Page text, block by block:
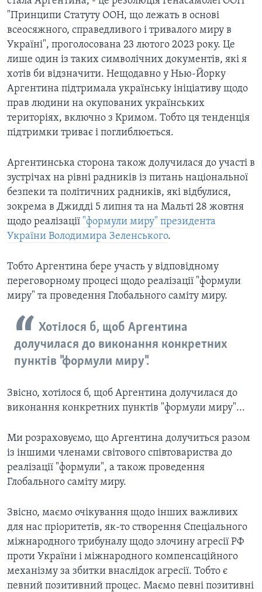
"Принципи Статуту ООН, що лежать в основі
всеосяжного, справедливого і тривалого миру в
Україні", проголосована 23 лютого 2023 року. Це
лише один із таких символічних документів, які я
хотів би відзначити. Нещодавно у Нью-Йорку
Аргентина підтримала українську ініціативу щодо
прав людини на окупованих українських
територіях, включно з Кримом. Тобто ця тенденція
підтримки триває і поглиблюється.
Аргентинська сторона також долучилася до участі в
зустрічах на рівні радників із питань національної
безпеки та політичних радників, які відбулися,
зокрема в Джидді 5 липня та на Мальті 28 жовтня
щодо реалізації "формули миру" президента
України Володимира Зеленського.
Тобто Аргентина бере участь у відповідному
переговорному процесі щодо реалізації "формули
миру" та проведення Глобального саміту миру.
Хотілося б, щоб Аргентина
долучилася до виконання конкретних
пунктів "формули миру".
Звісно, хотілося б, щоб Аргентина долучилася до
виконання конкретних пунктів "формули миру"...
Ми розраховуємо, що Аргентина долучиться разом
із іншими членами світового співтовариства до
реалізації "формули", а також проведення
Глобального саміту миру.
Звісно, маємо очікування щодо інших важливих
для нас пріоритетів, як-то створення Спеціального
міжнародного трибуналу щодо злочину агресії РФ
проти України і міжнародного компенсаційного
механізму за збитки внаслідок агресії. Тобто є
певний позитивний процес. Маємо певні позитивні